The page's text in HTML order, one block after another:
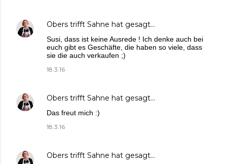
Obers trifft Sahne hat gesagt…
Susi, dass ist keine Ausrede ! Ich denke auch bei
euch gibt es Geschäfte, die haben so viele, dass
sie die auch verkaufen ;)
18.3.16
Obers trifft Sahne hat gesagt…
Das freut mich :)
18.3.16
Obers trifft Sahne hat gesagt…